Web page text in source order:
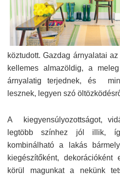
köztudott. Gazdag árnyalatai
kellemes almazöldig, a
árnyalatig terjednek, és
lesznek, legyen szó
A kiegyensúlyozottságot,
legtöbb színhez jól illik,
kombinálható a lakás
kiegészítőként,
körül magunkat a nekünk